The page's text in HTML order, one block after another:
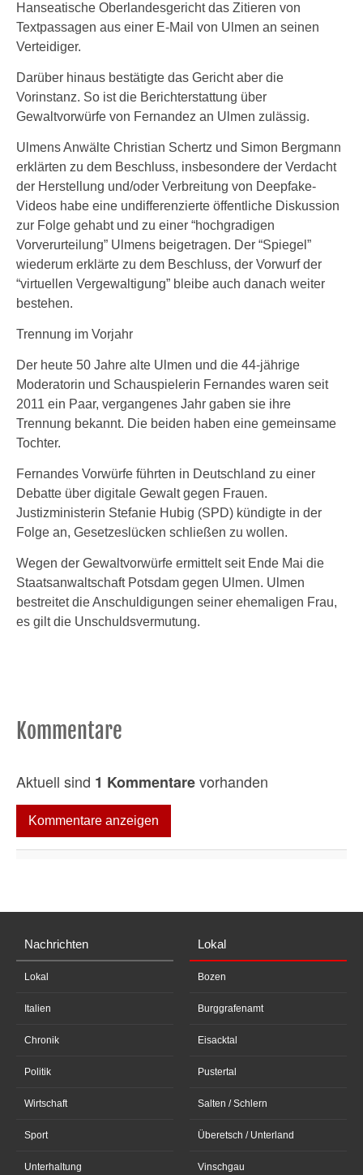
Hanseatische Oberlandesgericht das Zitieren von
Textpassagen aus einer E-Mail von Ulmen an seinen
Verteidiger.
Darüber hinaus bestätigte das Gericht aber die
Vorinstanz. So ist die Berichterstattung über
Gewaltvorwürfe von Fernandez an Ulmen zulässig.
Ulmens Anwälte Christian Schertz und Simon Bergmann
erklärten zu dem Beschluss, insbesondere der Verdacht
der Herstellung und/oder Verbreitung von Deepfake-
Videos habe eine undifferenzierte öffentliche Diskussion
zur Folge gehabt und zu einer “hochgradigen
Vorverurteilung” Ulmens beigetragen. Der “Spiegel”
wiederum erklärte zu dem Beschluss, der Vorwurf der
“virtuellen Vergewaltigung” bleibe auch danach weiter
bestehen.
Trennung im Vorjahr
Der heute 50 Jahre alte Ulmen und die 44-jährige
Moderatorin und Schauspielerin Fernandes waren seit
2011 ein Paar, vergangenes Jahr gaben sie ihre
Trennung bekannt. Die beiden haben eine gemeinsame
Tochter.
Fernandes Vorwürfe führten in Deutschland zu einer
Debatte über digitale Gewalt gegen Frauen.
Justizministerin Stefanie Hubig (SPD) kündigte in der
Folge an, Gesetzeslücken schließen zu wollen.
Wegen der Gewaltvorwürfe ermittelt seit Ende Mai die
Staatsanwaltschaft Potsdam gegen Ulmen. Ulmen
bestreitet die Anschuldigungen seiner ehemaligen Frau,
es gilt die Unschuldsvermutung.
Kommentare
Aktuell sind 1 Kommentarevorhanden
Kommentare anzeigen
Nachrichten
Lokal
Italien
Chronik
Politik
Wirtschaft
Sport
Unterhaltung
Lokal
Bozen
Burggrafenamt
Eisacktal
Pustertal
Salten / Schlern
Überetsch / Unterland
Vinschgau